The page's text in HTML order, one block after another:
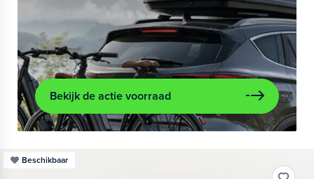
Bekijk de actie voorraad
Beschikbaar